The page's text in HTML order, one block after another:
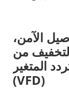
الآمن،
من
المتغير
(VFD)